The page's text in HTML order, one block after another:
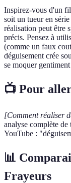
Inspirez-vous d'un
soit un tueur en
réalisation peut être
précis. Pensez à
(comme un faux
déguisement crée
se moquer
📺 Pour
[Comment réaliser
analyse complète de
YouTube :
📊
Frayeurs